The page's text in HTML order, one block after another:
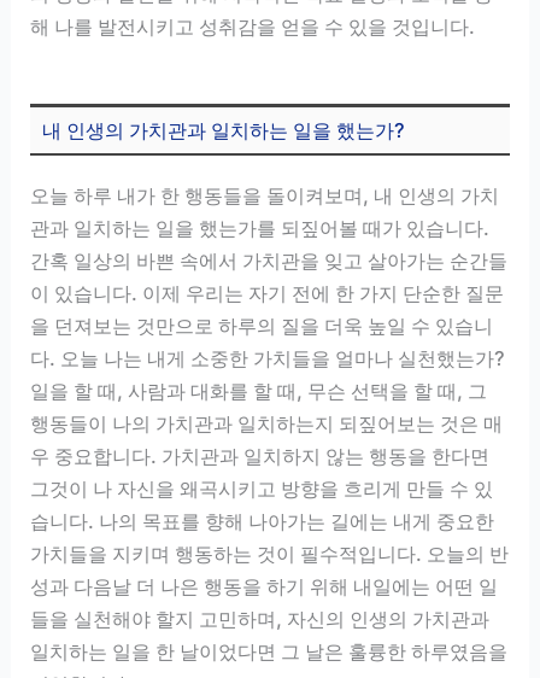
해 나를 발전시키고 성취감을 얻을 수 있을 것입니다.
내 인생의 가치관과 일치하는 일을 했는가?
오늘 하루 내가 한 행동들을 돌이켜보며, 내 인생의 가치
관과 일치하는 일을 했는가를 되짚어볼 때가 있습니다.
간혹 일상의 바쁜 속에서 가치관을 잊고 살아가는 순간들
이 있습니다. 이제 우리는 자기 전에 한 가지 단순한 질문
을 던져보는 것만으로 하루의 질을 더욱 높일 수 있습니
다. 오늘 나는 내게 소중한 가치들을 얼마나 실천했는가?
일을 할 때, 사람과 대화를 할 때, 무슨 선택을 할 때, 그
행동들이 나의 가치관과 일치하는지 되짚어보는 것은 매
우 중요합니다. 가치관과 일치하지 않는 행동을 한다면
그것이 나 자신을 왜곡시키고 방향을 흐리게 만들 수 있
습니다. 나의 목표를 향해 나아가는 길에는 내게 중요한
가치들을 지키며 행동하는 것이 필수적입니다. 오늘의 반
성과 다음날 더 나은 행동을 하기 위해 내일에는 어떤 일
들을 실천해야 할지 고민하며, 자신의 인생의 가치관과
일치하는 일을 한 날이었다면 그 날은 훌륭한 하루였음을